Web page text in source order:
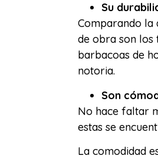
Su
Comparando la
de obra son los
barbacoas de
notoria.
Son
No hace faltar
estas se
La comodidad